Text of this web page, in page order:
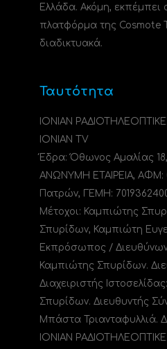
Ελλάδα. Ακόμη, εκπέμπει
πλατφόρμα της Cosmote
διαδικτυακά.
Ταυτότητα
ΙΟΝΙΑΝ
IONIAN TV
Έδρα: Όθωνος Αμαλίας 18,
ΑΝΩΝΥΜΗ ΕΤΑΙΡΕΙΑ, ΑΦΜ:
Πατρών, ΓΕΜΗ:
Μέτοχοι: Καμπιώτης
Σπυρίδων, Καμπιώτη
Εκπρόσωπος /
Καμπιώτης Σπυρίδων.
Διαχειριστής
Σπυρίδων. Διευθυντής
Μπάστα Τριανταφυλλιά.
ΙΟΝΙΑΝ